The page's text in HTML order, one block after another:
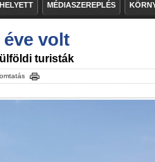
MÉDIASZEREPLÉS
volt
turisták